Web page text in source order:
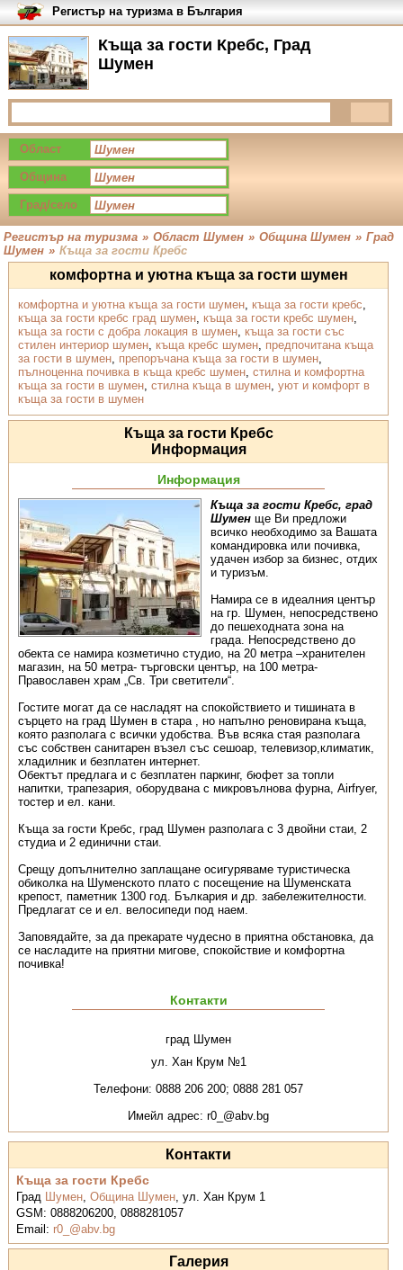
Къща за гости Кребс, Град
Шумен
Регистър на туризма в България
Област
Община
Град/село
Регистър на туризма » Област Шумен » Община Шумен » Град
Шумен » Къща за гости Кребс
комфортна и уютна къща за гости шумен
комфортна и уютна къща за гости шумен, къща за гости кребс,
къща за гости кребс град шумен, къща за гости кребс шумен,
къща за гости с добра локация в шумен, къща за гости със
стилен интериор шумен, къща кребс шумен, предпочитана къща
за гости в шумен, препоръчана къща за гости в шумен,
пълноценна почивка в къща кребс шумен, стилна и комфортна
къща за гости в шумен, стилна къща в шумен, уют и комфорт в
къща за гости в шумен
Къща за гости Кребс
Информация
Информация
Къща за гости Кребс, град
Шуменще Ви предложи
всичко необходимо за Вашата
командировка или почивка,
удачен избор за бизнес, отдих
и туризъм.
Намира се в идеалния център
на гр. Шумен, непосредствено
до пешеходната зона на
града. Непосредствено до
обекта се намира козметично студио, на 20 метра –хранителен
магазин, на 50 метра- търговски център, на 100 метра-
Православен храм „Св. Три светители“.
Гостите могат да се насладят на спокойствието и тишината в
сърцето на град Шумен в стара , но напълно реновирана къща,
която разполага с всички удобства. Във всяка стая разполага
със собствен санитарен възел със сешоар, телевизор,климатик,
хладилник и безплатен интернет.
Обектът предлага и с безплатен паркинг, бюфет за топли
напитки, трапезария, оборудвана с микровълнова фурна, Airfryer,
тостер и ел. кани.
Къща за гости Кребс, град Шумен разполага с 3 двойни стаи, 2
студиа и 2 единични стаи.
Срещу допълнително заплащане осигуряваме туристическа
обиколка на Шуменското плато с посещение на Шуменската
крепост, паметник 1300 год. Бълкария и др. забележителности.
Предлагат се и ел. велосипеди под наем.
Заповядайте, за да прекарате чудесно в приятна обстановка, да
се насладите на приятни мигове, спокойствие и комфортна
почивка!
Контакти
град Шумен
ул. Хан Крум №1
Телефони: 0888 206 200; 0888 281 057
Имейл адрес: r0_@abv.bg
Контакти
Къща за гости Кребс
Град Шумен,Община Шумен,ул. Хан Крум 1
GSM:0888206200, 0888281057
Email: r0_@abv.bg
Галерия